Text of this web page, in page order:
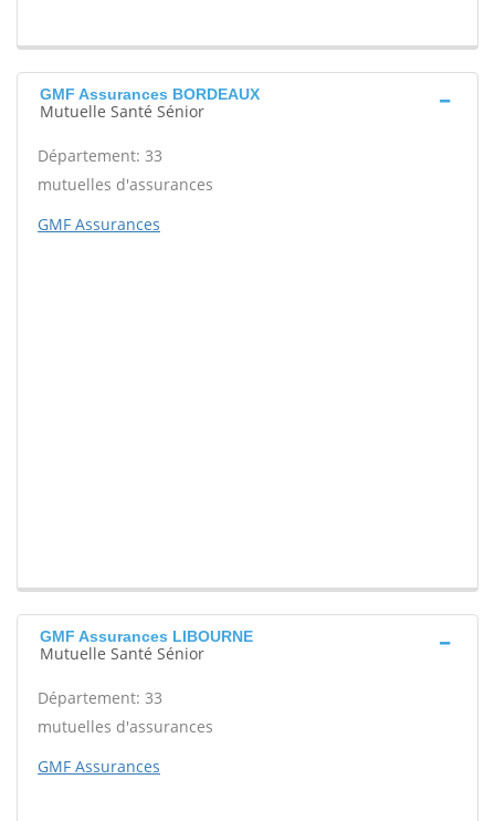
GMF Assurances BORDEAUX
Mutuelle Santé Sénior
Département: 33
mutuelles d'assurances
GMF Assurances
GMF Assurances LIBOURNE
Mutuelle Santé Sénior
Département: 33
mutuelles d'assurances
GMF Assurances